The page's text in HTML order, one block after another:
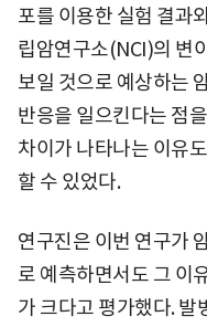
포를 이용한 실험 결과
립암연구소(NCI)의 변
보일 것으로 예상하는
반응을 일으킨다는 점
차이가 나타나는 이유
할 수 있었다.
연구진은 이번 연구가
로 예측하면서도 그 이
가 크다고 평가했다. 발